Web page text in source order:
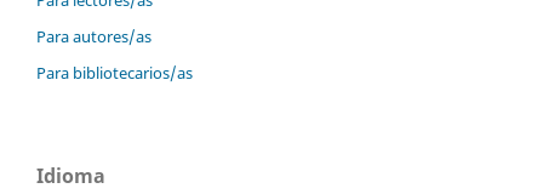
Para autores/as
Para bibliotecarios/as
Idioma